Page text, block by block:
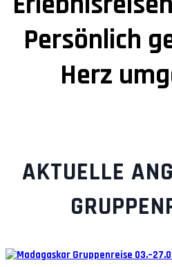
Persönlich
Herz
AKTUELLE